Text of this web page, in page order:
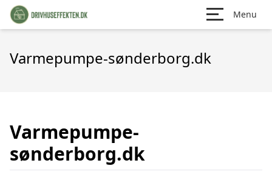
Menu
Varmepumpe-sønderborg.dk
Varmepumpe-
sønderborg.dk